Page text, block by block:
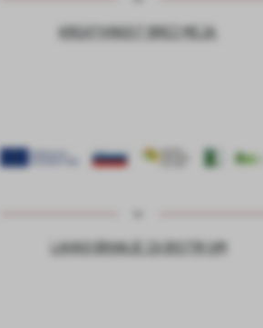
KREATIVNOST BREZ MEJA
LAHKO BRANJE ZA BISTRI UM